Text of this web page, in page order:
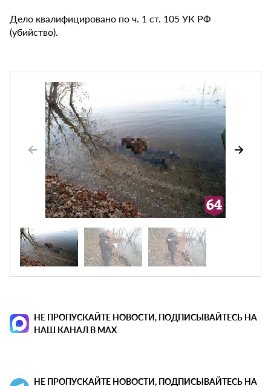
Дело квалифицировано по ч. 1 ст. 105 УК РФ
(убийство).
НЕ ПРОПУСКАЙТЕ НОВОСТИ, ПОДПИСЫВАЙТЕСЬ НА
НАШ КАНАЛ В MAX
НЕ ПРОПУСКАЙТЕ НОВОСТИ, ПОДПИСЫВАЙТЕСЬ НА